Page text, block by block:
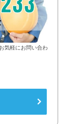
気軽にお問い合わ